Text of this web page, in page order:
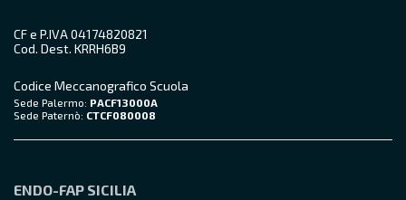
CF e P.IVA 04174820821
Cod. Dest. KRRH6B9
Codice Meccanografico Scuola
Sede Palermo: PACF13000A
Sede Paternò: CTCF080008
ENDO-FAP SICILIA